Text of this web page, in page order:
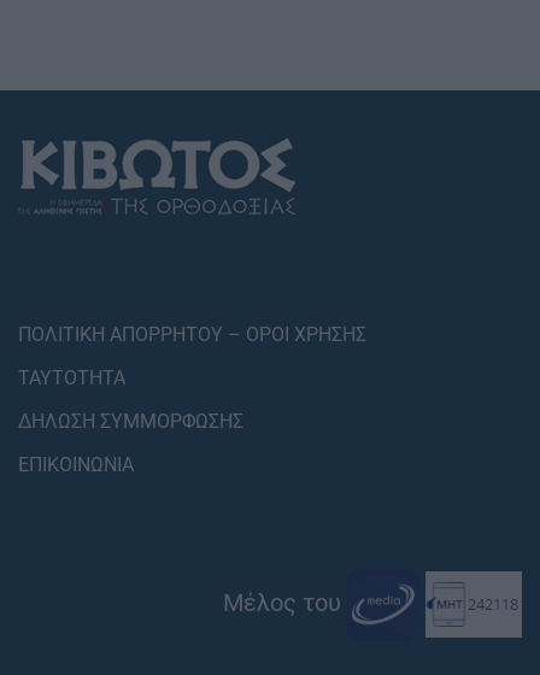
ΠΟΛΙΤΙΚΗ ΑΠΟΡΡΗΤΟΥ – ΟΡΟΙ ΧΡΗΣΗΣ
ΤΑΥΤΟΤΗΤΑ
ΔΗΛΩΣΗ ΣΥΜΜΟΡΦΩΣΗΣ
ΕΠΙΚΟΙΝΩΝΙΑ
Μέλος του